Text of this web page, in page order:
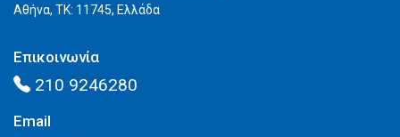
Αθήνα, ΤΚ: 11745, Ελλάδα
Επικοινωνία
210 9246280
Email